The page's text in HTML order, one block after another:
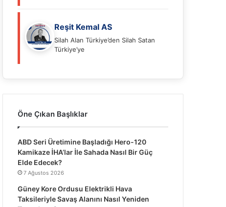
Reşit Kemal AS
Silah Alan Türkiye’den Silah Satan
Türkiye’ye
Öne Çıkan Başlıklar
ABD Seri Üretimine Başladığı Hero-120
Kamikaze İHA’lar İle Sahada Nasıl Bir Güç
Elde Edecek?
7 Ağustos 2026
Güney Kore Ordusu Elektrikli Hava
Taksileriyle Savaş Alanını Nasıl Yeniden